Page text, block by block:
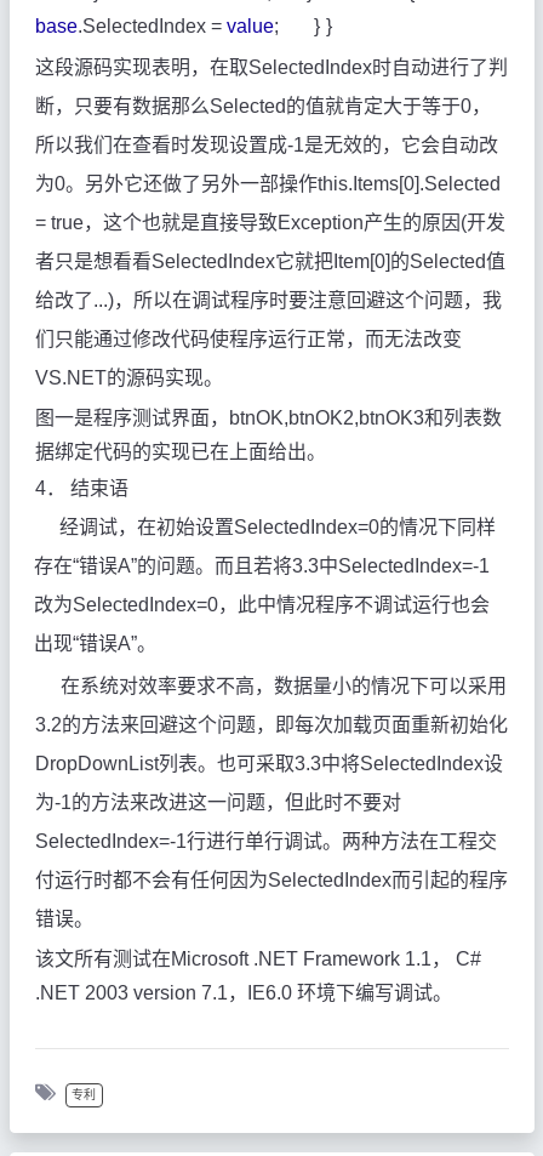
base.SelectedIndex= value; } }
这段源码实现表明，在取SelectedIndex时自动进行了判
断，只要有数据那么Selected的值就肯定大于等于0，
所以我们在查看时发现设置成-1是无效的，它会自动改
为0。另外它还做了另外一部操作this.Items[0].Selected
= true，这个也就是直接导致Exception产生的原因(开发
者只是想看看SelectedIndex它就把Item[0]的Selected值
给改了...)，所以在调试程序时要注意回避这个问题，我
们只能通过修改代码使程序运行正常，而无法改变
VS.NET的源码实现。
图一是程序测试界面，btnOK,btnOK2,btnOK3和列表数
据绑定代码的实现已在上面给出。
4． 结束语
经调试，在初始设置SelectedIndex=0的情况下同样
存在“错误A”的问题。而且若将3.3中SelectedIndex=-1
改为SelectedIndex=0，此中情况程序不调试运行也会
出现“错误A”。
在系统对效率要求不高，数据量小的情况下可以采用
3.2的方法来回避这个问题，即每次加载页面重新初始化
DropDownList列表。也可采取3.3中将SelectedIndex设
为-1的方法来改进这一问题，但此时不要对
SelectedIndex=-1行进行单行调试。两种方法在工程交
付运行时都不会有任何因为SelectedIndex而引起的程序
错误。
该文所有测试在Microsoft .NET Framework 1.1， C#
.NET 2003 version 7.1，IE6.0 环境下编写调试。
专利